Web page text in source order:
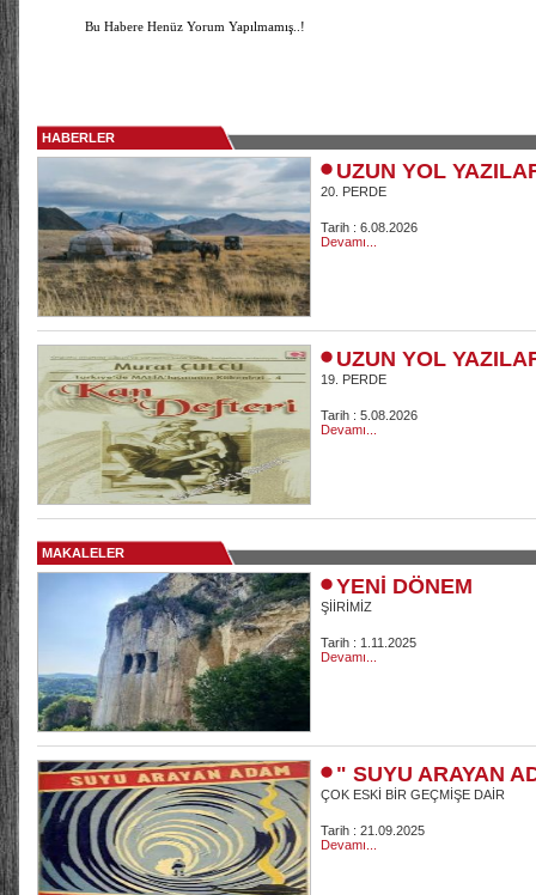
Bu Habere Henüz Yorum Yapılmamış..!
HABERLER
UZUN YOL
20. PERDE
Tarih : 6.08.2026
Devamı...
UZUN YOL
19. PERDE
Tarih : 5.08.2026
Devamı...
MAKALELER
YENİ DÖNEM
ŞİİRİMİZ
Tarih : 1.11.2025
Devamı...
" SUYU ARAYAN
ÇOK ESKİ BİR GEÇMİŞE DAİR
Tarih : 21.09.2025
Devamı...